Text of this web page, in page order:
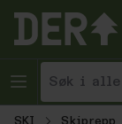
Hopp til innhold
SKI Skiprepp